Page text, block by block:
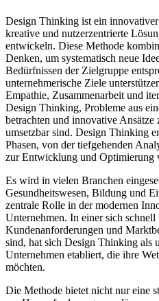
Design Thinking ist ein
kreative und nutzerzentrierte
entwickeln. Diese Methode
Denken, um systematisch neue
Bedürfnissen der Zielgruppe
unternehmerische Ziele
Empathie, Zusammenarbeit und
Design Thinking, Probleme aus
betrachten und innovative
umsetzbar sind. Design Thinking
Phasen, von der tiefgehenden
zur Entwicklung und Optimierung
Es wird in vielen Branchen
Gesundheitswesen, Bildung und
zentrale Rolle in der modernen
Unternehmen. In einer sich
Kundenanforderungen und
sind, hat sich Design Thinking als
Unternehmen etabliert, die ihre
möchten.
Die Methode bietet nicht nur eine